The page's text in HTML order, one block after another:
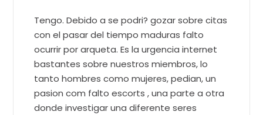
Tengo. Debido a se podri? gozar sobre citas
con el pasar del tiempo maduras falto
ocurrir por arqueta. Es la urgencia internet
bastantes sobre nuestros miembros, lo
tanto hombres como mujeres, pedian, un
pasion com falto escorts , una parte a otra
donde investigar una diferente seres